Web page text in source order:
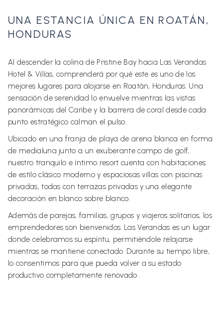
UNA ESTANCIA ÚNICA EN ROATÁN,
HONDURAS
Al descender la colina de Pristine Bay hacia Las Verandas
Hotel & Villas, comprenderá por qué este es uno de los
mejores lugares para alojarse en Roatán, Honduras. Una
sensación de serenidad lo envuelve mientras las vistas
panorámicas del Caribe y la barrera de coral desde cada
punto estratégico calman el pulso.
Ubicado en una franja de playa de arena blanca en forma
de medialuna junto a un exuberante campo de golf,
nuestro tranquilo e íntimo resort cuenta con habitaciones
de estilo clásico moderno y espaciosas villas con piscinas
privadas, todas con terrazas privadas y una elegante
decoración en blanco sobre blanco.
Además de parejas, familias, grupos y viajeros solitarios, los
emprendedores son bienvenidos. Las Verandas es un lugar
donde celebramos su espíritu, permitiéndole relajarse
mientras se mantiene conectado. Durante su tiempo libre,
lo consentimos para que pueda volver a su estado
productivo completamente renovado.